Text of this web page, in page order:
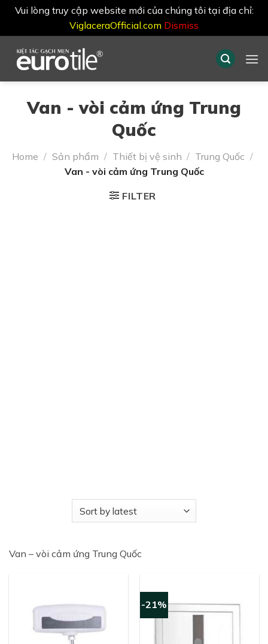
Vui lòng truy cập website mới của chúng tôi tại địa chỉ:
ViglaceraOfficial.com Dismiss
content
Van - vòi cảm ứng Trung
Quốc
Home / Sản phẩm / Thiết bị vệ sinh / Trung Quốc /
Van - vòi cảm ứng Trung Quốc
FILTER
Van – vòi cảm ứng Trung Quốc
-21%